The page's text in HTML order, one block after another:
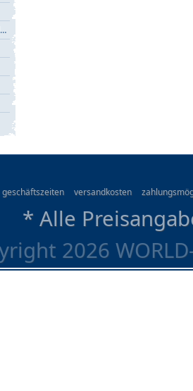
geschäftszeiten versandkosten
* Alle
2026